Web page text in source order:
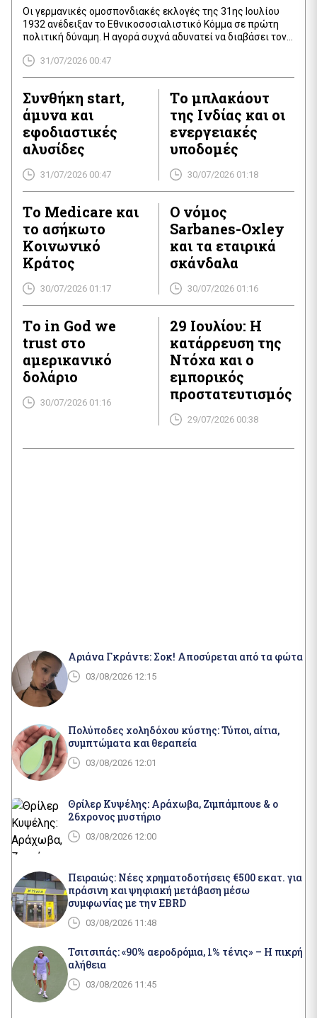
Οι γερμανικές ομοσπονδιακές εκλογές της 31ης Ιουλίου
1932 ανέδειξαν το Εθνικοσοσιαλιστικό Κόμμα σε πρώτη
πολιτική δύναμη. Η αγορά συχνά αδυνατεί να διαβάσει τον
γεγονότα ως μεμονωμένα ατυχήματα. Όμως, η άνοδος του
εξτρεμισμού δεν ήταν τυχαία· ήταν το ευθύ αποτέλεσμα της
Μεγάλης Ύφεσης και της εμμονικής, ακραίας νομισματικής
σύσφιξης του καγκελάριου […]
31/07/2026 00:47
Συνθήκη start,
άμυνα και
εφοδιαστικές
αλυσίδες
31/07/2026 00:47
Tο μπλακάουτ
της Iνδίας και οι
ενεργειακές
υποδομές
30/07/2026 01:18
Tο Medicare και
το ασήκωτο
Kοινωνικό
Kράτος
30/07/2026 01:17
O νόμος
Sarbanes-Oxley
και τα εταιρικά
σκάνδαλα
30/07/2026 01:16
Tο in God we
trust στο
αμερικανικό
δολάριο
30/07/2026 01:16
29 Ιουλίου: Η
κατάρρευση της
Ντόχα και ο
εμπορικός
προστατευτισμός
29/07/2026 00:38
Αριάνα Γκράντε: Σοκ! Αποσύρεται από τα φώτα
03/08/2026 12:15
Πολύποδες χοληδόχου κύστης: Τύποι, αίτια,
συμπτώματα και θεραπεία
03/08/2026 12:01
Θρίλερ Κυψέλης: Αράχωβα, Ζιμπάμπουε & ο
26χρονος μυστήριο
03/08/2026 12:00
Πειραιώς: Νέες χρηματοδοτήσεις €500 εκατ. για
πράσινη και ψηφιακή μετάβαση μέσω
συμφωνίας με την EBRD
03/08/2026 11:48
Τσιτσιπάς: «90% αεροδρόμια, 1% τένις» – Η πικρή
αλήθεια
03/08/2026 11:45